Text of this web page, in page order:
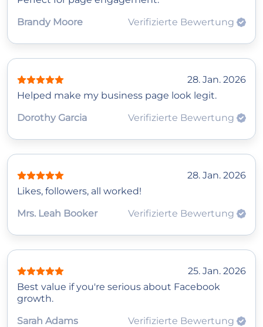
Brandy Moore
Verifizierte Bewertung
28. Jan. 2026
Helped make my business page look legit.
Dorothy Garcia
Verifizierte Bewertung
28. Jan. 2026
Likes, followers, all worked!
Mrs. Leah Booker
Verifizierte Bewertung
25. Jan. 2026
Best value if you're serious about Facebook
growth.
Sarah Adams
Verifizierte Bewertung